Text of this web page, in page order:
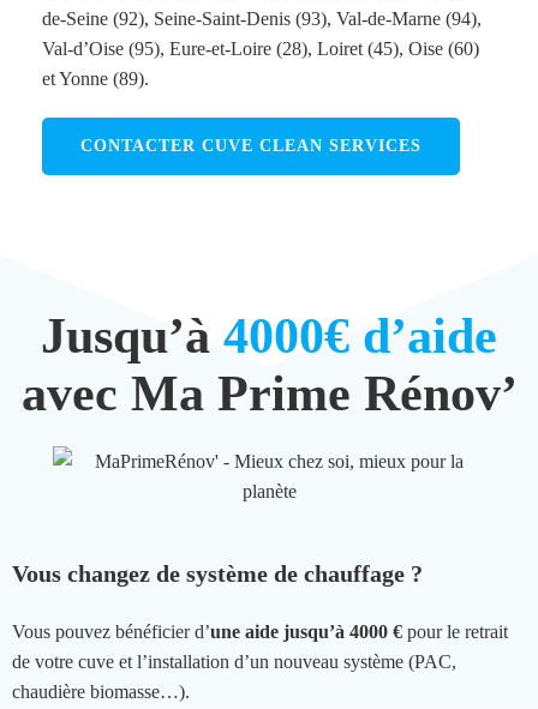
de-Seine (92), Seine-Saint-Denis (93), Val-de-Marne (94),
Val-d’Oise (95), Eure-et-Loire (28), Loiret (45), Oise (60)
et Yonne (89).
CONTACTER CUVE CLEAN SERVICES
Jusqu’à 4000€ d’aide
avec Ma Prime Rénov’
Vous changez de système de chauffage ?
Vous pouvez bénéficier d’une aide jusqu’à 4000 € pour le retrait
de votre cuve et l’installation d’un nouveau système (PAC,
chaudière biomasse…).